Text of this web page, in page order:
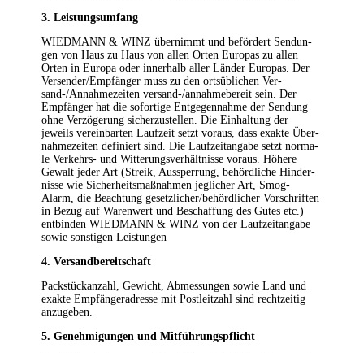
3. Leis­tungs­um­fang
WIEDMANN & WINZ über­nimmt und beför­dert Sen­dun­
gen von Haus zu Haus von allen Orten Euro­pas zu allen
Orten in Euro­pa oder inner­halb aller Län­der Euro­pas. Der
Versender/Empfänger muss zu den orts­üb­li­chen Ver­
sand-/An­nah­me­zei­ten ver­sand-/an­nah­me­be­reit sein. Der
Emp­fän­ger hat die sofor­ti­ge Ent­ge­gen­nah­me der Sen­dung
ohne Ver­zö­ge­rung sicher­zu­stel­len. Die Ein­hal­tung der
jeweils ver­ein­bar­ten Lauf­zeit setzt vor­aus, dass exak­te Über­
nah­me­zei­ten defi­niert sind. Die Lauf­zeit­an­ga­be setzt nor­ma­
le Ver­kehrs- und Wit­te­rungs­ver­hält­nis­se vor­aus. Höhe­re
Gewalt jeder Art (Streik, Aus­sper­rung, behörd­li­che Hin­der­
nis­se wie Sicher­heits­maß­nah­men jeg­li­cher Art, Smog-
Alarm, die Beach­tung gesetzlicher/behördlicher Vor­schrif­ten
in Bezug auf Waren­wert und Beschaf­fung des Gutes etc.)
ent­bin­den WIEDMANN & WINZ von der Lauf­zeit­an­ga­be
sowie sons­ti­gen Leistungen
4. Ver­sand­be­reit­schaft
Pack­stück­an­zahl, Gewicht, Abmes­sun­gen sowie Land und
exak­te Emp­fän­ger­adres­se mit Post­leit­zahl sind recht­zei­tig
anzugeben.
5. Geneh­mi­gun­gen und Mitführungspflicht